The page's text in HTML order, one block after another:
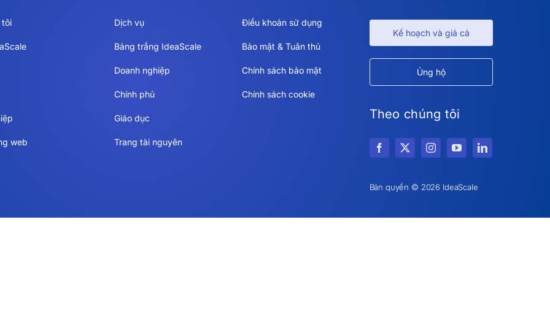
tôi
web
Dịch vụ
Bảng trắng IdeaScale
Doanh nghiệp
Chính phủ
Giáo dục
Trang tài nguyên
Điều khoản sử dụng
Bảo mật & Tuân thủ
Chính sách bảo mật
Chính sách cookie
Kế hoạch và giá cả
Ủng hộ
Theo chúng tôi
Bản quyền © 2026 IdeaScale